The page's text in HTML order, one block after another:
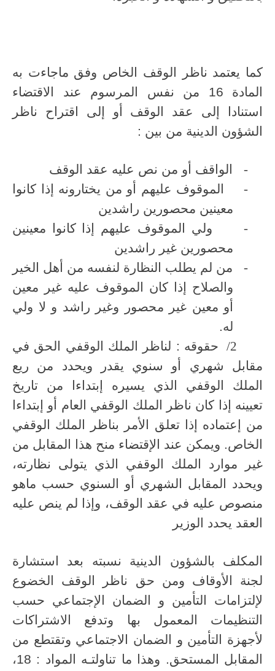
كما يعتمد ناظر الوقف الخاص وفق ماجاءت به
المادة 16 من نفس المرسوم عند الاقتضاء
استنادا إلى عقد الوقف أو إلى اقتراح ناظر
الشؤون الدينية من بين :
-
الواقف أو من نص عليه عقد الوقف
-
الموقوف عليهم أو من يختارونه إذا كانوا
معينين محصورين راشدين
-
ولي الموقوف عليهم إذا كانوا معينين
محصورين غير راشدين
-
من لم يطلب النظارة لنفسه من أهل الخير
والصلاح إذا كان الموقوف عليه غير معين
أو معين غير محصور وغير راشد و لا ولي
له.
2/
حقوقه : لناظر الملك الوقفي الحق في
مقابل شهري أو سنوي يقدر ويحدد من ريع
الملك الوقفي الذي يسيره إبتداءا من تاريخ
تعيينه إذا كان ناظر الملك الوقفي العام أو إبتداءا
من إعتماده إذا تعلق الأمر بناظر الملك الوقفي
الخاص. ويمكن عند الإقتضاء منح هذا المقابل من
غير موارد الملك الوقفي الذي يتولى نظارته،
ويحدد المقابل الشهري أو السنوي حسب ماهو
منصوص عليه في عقد الوقف، وإذا لم ينص عليه
العقد يحدد الوزير
المكلف بالشؤون الدينية نسبته بعد استشارة
لجنة الأوقاف ومن حق ناظر الوقف الخضوع
لإلتزامات التأمين و الضمان الإجتماعي حسب
التنظيمات المعمول بها وتدفع الاشتراكات
لأجهزة التأمين و الضمان الاجتماعي وتقتطع من
المقابل المستحق. وهذا ما تناولتـه المواد : 18،